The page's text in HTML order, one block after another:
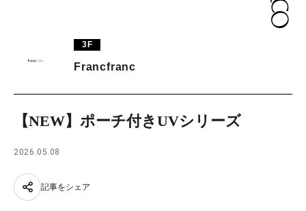
TAX FREE
日本語
3F
Francfranc
【NEW】ポーチ付きUVシリーズ
2026.05.08
記事をシェア